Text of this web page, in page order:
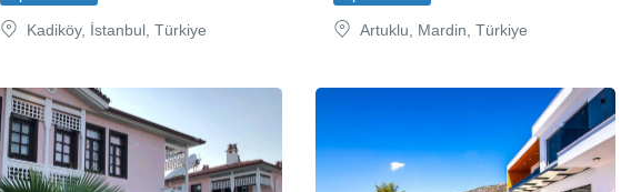
Kadiköy, İstanbul, Türkiye Artuklu, Mardin, Türkiye